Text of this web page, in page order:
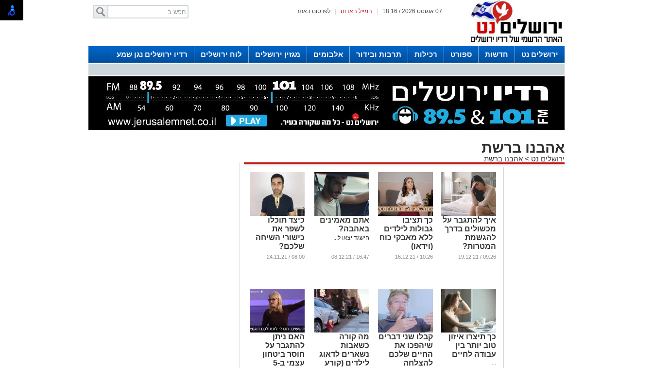
לפרסום באתר המייל האדום 07 אוגוסט 2026 / 18:16
ירושלים נט חדשות ספורט רכילות תרבות ובידור אלבומים מגזין ירושלים לוח ירושלים
רדיו ירושלים נגן שמע
אהבנו ברשת
ירושלים נט > אהבנו ברשת
איך להתגבר על
מכשולים בדרך
להגשמת
המטרות?
...
09:26 / 19.12.21
כך תציבו
גבולות לילדים
ללא מאבקי כוח
(וידאו)
...
10:26 / 16.12.21
אתם מאמינים
באהבה?
חישגד יצאו ל...
16:47 / 08.12.21
כיצד תוכלו
לשפר את
כישורי השיחה
שלכם?
...
08:00 / 24.11.21
כך תיצרו איזון
טוב יותר בין
עבודה לחיים
...
קבלו שני דברים
שיהפכו את
החיים שלכם
להצלחה
מה קורה
כשאבות
נשארים לדאוג
לילדים (קורע
האם ניתן
להתגבר על
חוסר ביטחון
עצמי ב-5